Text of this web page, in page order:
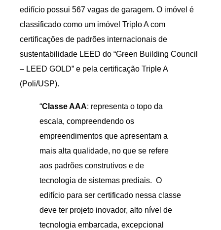
edifício possui 567 vagas de garagem. O imóvel é
classificado como um imóvel Triplo A com
certificações de padrões internacionais de
sustentabilidade LEED do “Green Building Council
– LEED GOLD” e pela certificação Triple A
(Poli/USP).
“Classe AAA: representa o topo da
escala, compreendendo os
empreendimentos que apresentam a
mais alta qualidade, no que se refere
aos padrões construtivos e de
tecnologia de sistemas prediais. O
edifício para ser certificado nessa classe
deve ter projeto inovador, alto nível de
tecnologia embarcada, excepcional